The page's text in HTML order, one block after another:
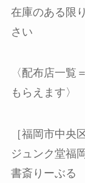
在庫のある限
さい
〈配布店一覧
もらえます〉
［福岡市中央区
ジュンク堂福
書斎りーぶる